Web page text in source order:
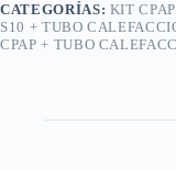
CATEGORÍAS: KIT
S10 + TUBO
CPAP + TUBO